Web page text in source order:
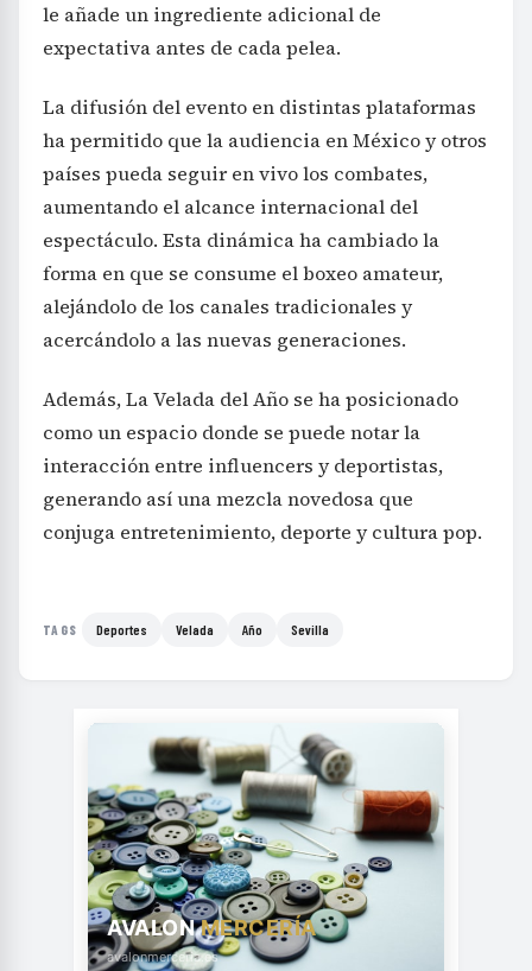
le añade un ingrediente adicional de
expectativa antes de cada pelea.
La difusión del evento en distintas plataformas
ha permitido que la audiencia en México y otros
países pueda seguir en vivo los combates,
aumentando el alcance internacional del
espectáculo. Esta dinámica ha cambiado la
forma en que se consume el boxeo amateur,
alejándolo de los canales tradicionales y
acercándolo a las nuevas generaciones.
Además, La Velada del Año se ha posicionado
como un espacio donde se puede notar la
interacción entre influencers y deportistas,
generando así una mezcla novedosa que
conjuga entretenimiento, deporte y cultura pop.
TAGS Deportes Velada Año Sevilla
AVALONMERCERÍA
avalonmerceria.es